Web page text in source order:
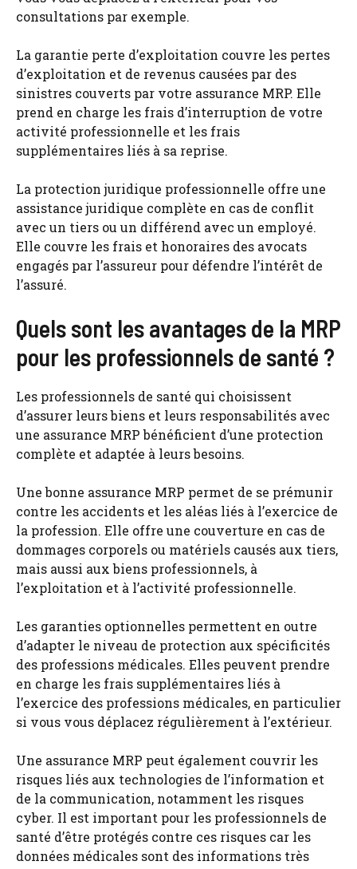
consultations par exemple.
La garantie perte d’exploitation couvre les pertes
d’exploitation et de revenus causées par des
sinistres couverts par votre assurance MRP. Elle
prend en charge les frais d’interruption de votre
activité professionnelle et les frais
supplémentaires liés à sa reprise.
La protection juridique professionnelle offre une
assistance juridique complète en cas de conflit
avec un tiers ou un différend avec un employé.
Elle couvre les frais et honoraires des avocats
engagés par l’assureur pour défendre l’intérêt de
l’assuré.
Quels sont les avantages de la MRP
pour les professionnels de santé ?
Les professionnels de santé qui choisissent
d’assurer leurs biens et leurs responsabilités avec
une assurance MRP bénéficient d’une protection
complète et adaptée à leurs besoins.
Une bonne assurance MRP permet de se prémunir
contre les accidents et les aléas liés à l’exercice de
la profession. Elle offre une couverture en cas de
dommages corporels ou matériels causés aux tiers,
mais aussi aux biens professionnels, à
l’exploitation et à l’activité professionnelle.
Les garanties optionnelles permettent en outre
d’adapter le niveau de protection aux spécificités
des professions médicales. Elles peuvent prendre
en charge les frais supplémentaires liés à
l’exercice des professions médicales, en particulier
si vous vous déplacez régulièrement à l’extérieur.
Une assurance MRP peut également couvrir les
risques liés aux technologies de l’information et
de la communication, notamment les risques
cyber. Il est important pour les professionnels de
santé d’être protégés contre ces risques car les
données médicales sont des informations très